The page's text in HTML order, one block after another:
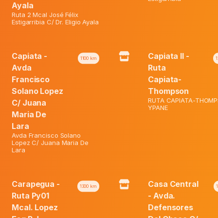
Stick Original X 50 Gr.
₲35.600
El
precio
₲ 35.600.
₲30.300El
es:
₲ 30.300.
Nivea Roll-On Protect & Care
₲
es:
Ayala
Ruta 2 Mcal José Félix
Estigarribia C/ Dr. Eligio Ayala
Capiata -
Avda
Francisco
Solano Lopez
C/ Juana
Maria De
Lara
1100 km
Avda Francisco Solano
Lopez C/ Juana Maria De
Lara
Capiata II -
Ruta
Capiata-
Thompson
RUTA CAPIATA-
YPANE
Carapegua -
Ruta Py01
Mcal. Lopez
1300 km
Casa Central
- Avda.
Defensores